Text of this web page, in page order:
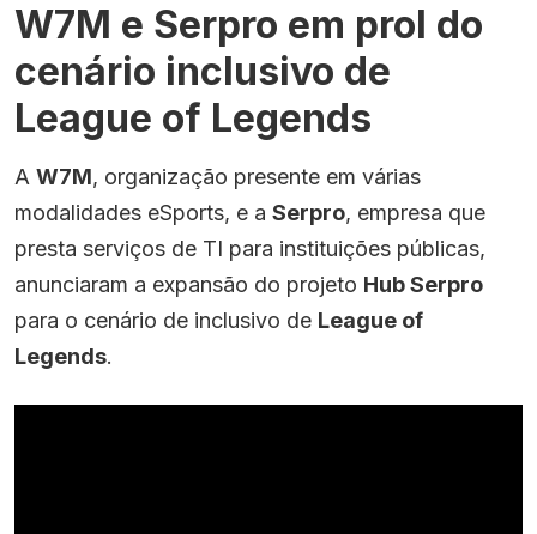
W7M e Serpro em prol do
cenário inclusivo de
League of Legends
A W7M, organização presente em várias
modalidades eSports, e a Serpro, empresa que
presta serviços de TI para instituições públicas,
anunciaram a expansão do projeto Hub Serpro
para o cenário de inclusivo de League of
Legends.